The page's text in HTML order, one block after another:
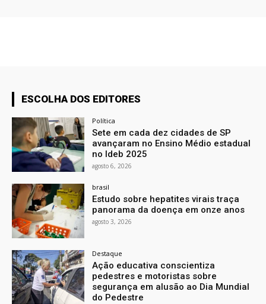
ESCOLHA DOS EDITORES
Política
Sete em cada dez cidades de SP
avançaram no Ensino Médio estadual
no Ideb 2025
agosto 6, 2026
brasil
Estudo sobre hepatites virais traça
panorama da doença em onze anos
agosto 3, 2026
Destaque
Ação educativa conscientiza
pedestres e motoristas sobre
segurança em alusão ao Dia Mundial
do Pedestre